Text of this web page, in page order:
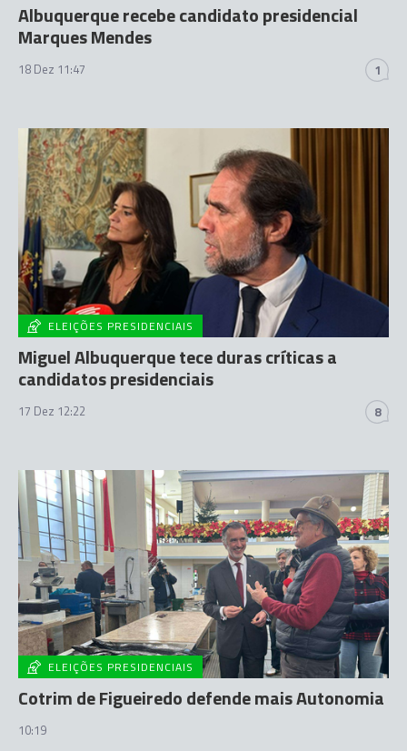
Albuquerque recebe candidato presidencial
Marques Mendes
18 Dez 11:47 1
ELEIÇÕES PRESIDENCIAIS
Miguel Albuquerque tece duras críticas a
candidatos presidenciais
17 Dez 12:22 8
ELEIÇÕES PRESIDENCIAIS
Cotrim de Figueiredo defende mais Autonomia
10:19